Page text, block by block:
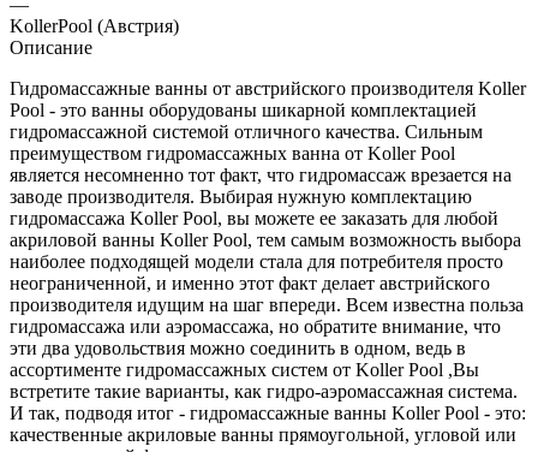
KollerPool (Австрия)
Описание
Гидромассажные ванны от австрийского производителя Koller
Pool - это ванны оборудованы шикарной комплектацией
гидромассажной системой отличного качества. Сильным
преимуществом гидромассажных ванна от Koller Pool
является несомненно тот факт, что гидромассаж врезается на
заводе производителя. Выбирая нужную комплектацию
гидромассажа Koller Pool, вы можете ее заказать для любой
акриловой ванны Koller Pool, тем самым возможность выбора
наиболее подходящей модели стала для потребителя просто
неограниченной, и именно этот факт делает австрийского
производителя идущим на шаг впереди. Всем известна польза
гидромассажа или аэромассажа, но обратите внимание, что
эти два удовольствия можно соединить в одном, ведь в
ассортименте гидромассажных систем от Koller Pool ,Вы
встретите такие варианты, как гидро-аэромассажная система.
И так, подводя итог - гидромассажные ванны Koller Pool - это:
качественные акриловые ванны прямоугольной, угловой или